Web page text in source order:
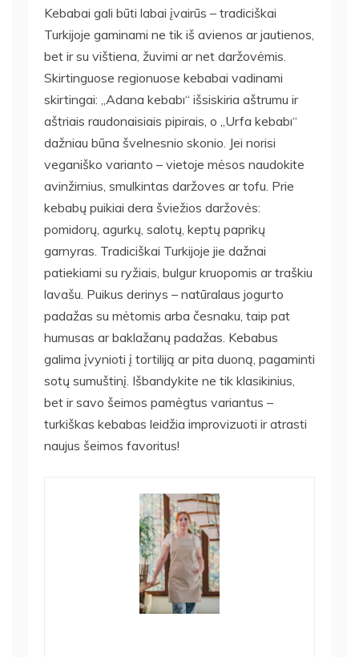
Kebabai gali būti labai įvairūs – tradiciškai
Turkijoje gaminami ne tik iš avienos ar jautienos,
bet ir su vištiena, žuvimi ar net daržovėmis.
Skirtinguose regionuose kebabai vadinami
skirtingai: „Adana kebabı“ išsiskiria aštrumu ir
aštriais raudonaisiais pipirais, o „Urfa kebabı“
dažniau būna švelnesnio skonio. Jei norisi
veganiško varianto – vietoje mėsos naudokite
avinžirnius, smulkintas daržoves ar tofu. Prie
kebabų puikiai dera šviežios daržovės:
pomidorų, agurkų, salotų, keptų paprikų
garnyras. Tradiciškai Turkijoje jie dažnai
patiekiami su ryžiais, bulgur kruopomis ar traškiu
lavašu. Puikus derinys – natūralaus jogurto
padažas su mėtomis arba česnaku, taip pat
humusas ar baklažanų padažas. Kebabus
galima įvynioti į tortiliją ar pita duoną, pagaminti
sotų sumuštinį. Išbandykite ne tik klasikinius,
bet ir savo šeimos pamėgtus variantus –
turkiškas kebabas leidžia improvizuoti ir atrasti
naujus šeimos favoritus!